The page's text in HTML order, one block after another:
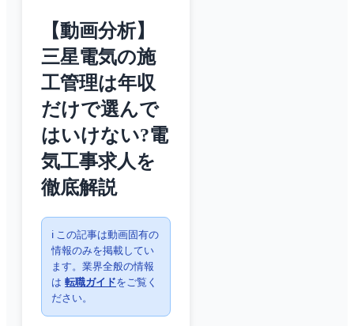
【動画分析】
三星電気の施
工管理は年収
だけで選んで
はいけない?電
気工事求人を
徹底解説
ℹ️ この記事は動画固有の
情報のみを掲載してい
ます。業界全般の情報
は 転職ガイドをご覧く
ださい。